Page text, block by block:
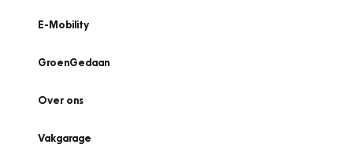
E-Mobility
GroenGedaan
Over ons
Vakgarage